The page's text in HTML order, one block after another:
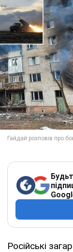
Російські